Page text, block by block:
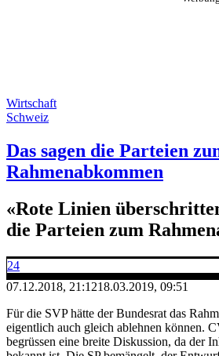
Wirtschaft
Schweiz
Das sagen die Parteien
Rahmenabkommen
«Rote Linien
die Parteien zum
24
07.12.2018, 21:1218.03.2019, 09:51
Für die SVP hätte der Bundesrat das
eigentlich auch gleich ablehnen können.
begrüssen eine breite Diskussion, da der